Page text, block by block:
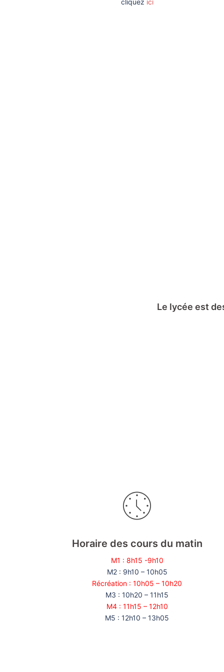
Le lycée est
Horaire des cours du matin
M1 : 8h15 -9h10
M2 : 9h10 – 10h05
Récréation : 10h05 – 10h20
M3 : 10h20 – 11h15
M4 : 11h15 – 12h10
M5 : 12h10 – 13h05